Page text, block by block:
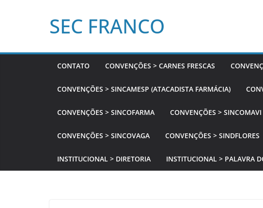
SEC FRANCO
CONTATO CONVENÇÕES > CARNES FRESCAS
CONVENÇÕES > SINCAMESP (ATACADISTA FARMÁCIA)
CONVENÇÕES > SINCOFARMA CONVENÇÕES > SINCOMAVI
CONVENÇÕES > SINCOVAGA CONVENÇÕES > SINDFLORES
INSTITUCIONAL > DIRETORIA INSTITUCIONAL > PALAVRA